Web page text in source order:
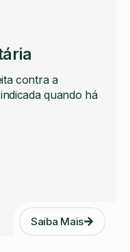
contra a
quando há
Saiba Mais